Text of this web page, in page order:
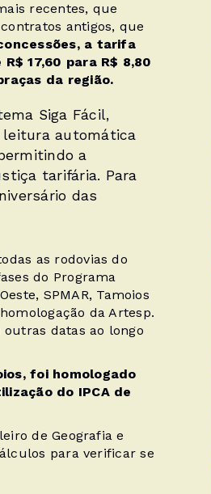
recentes, que
antigos, que
a tarifa
17,60 para R$ 8,80
da região.
Siga Fácil,
leitura automática
a
tarifária. Para
das
as rodovias do
do Programa
SPMAR, Tamoios
da Artesp.
datas ao longo
foi homologado
do IPCA de
de Geografia e
para verificar se